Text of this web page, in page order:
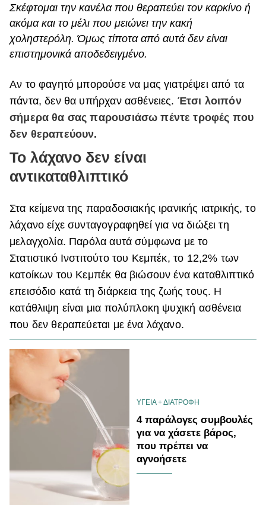
Cooking
Green
Αφιερώματα
ΒΟΞ
Χωρίς Ταμπέλες
Women's Forum
Hautes Grecians
Γάμος
Market News
Σκέφτομαι την κανέλα που θεραπεύει τον καρκίνο ή
ακόμα και το μέλι που μειώνει την κακή
χοληστερόλη. Όμως τίποτα από αυτά δεν είναι
επιστημονικά αποδεδειγμένο.
Αν το φαγητό μπορούσε να μας γιατρέψει από τα
πάντα, δεν θα υπήρχαν ασθένειες. Έτσι λοιπόν
σήμερα θα σας παρουσιάσω πέντε τροφές που
δεν θεραπεύουν.
Το λάχανο δεν είναι
αντικαταθλιπτικό
Στα κείμενα της παραδοσιακής ιρανικής ιατρικής, το
λάχανο είχε συνταγογραφηθεί για να διώξει τη
μελαγχολία. Παρόλα αυτά σύμφωνα με το
Στατιστικό Ινστιτούτο του Κεμπέκ, το 12,2% των
κατοίκων του Κεμπέκ θα βιώσουν ένα καταθλιπτικό
επεισόδιο κατά τη διάρκεια της ζωής τους. Η
κατάθλιψη είναι μια πολύπλοκη ψυχική ασθένεια
που δεν θεραπεύεται με ένα λάχανο.
ΥΓΕΙΑ + ΔΙΑΤΡΟΦΗ
4 παράλογες συμβουλές
για να χάσετε βάρος,
που πρέπει να
αγνοήσετε